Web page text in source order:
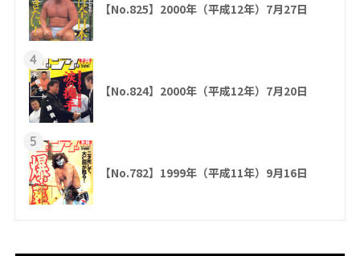
【No.825】2000年（平成12年）7月27日
4
【No.824】2000年（平成12年）7月20日
5
【No.782】1999年（平成11年）9月16日